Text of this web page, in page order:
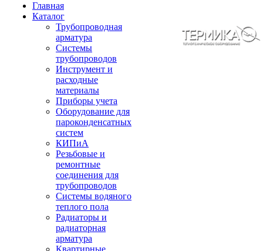
Главная
Каталог
Трубопроводная
арматура
Системы
трубопроводов
Инструмент и
расходные
материалы
Приборы учета
Оборудование для
пароконденсатных
систем
КИПиА
Резьбовые и
ремонтные
соединения для
трубопроводов
Системы водяного
теплого пола
Радиаторы и
радиаторная
арматура
Квартирные